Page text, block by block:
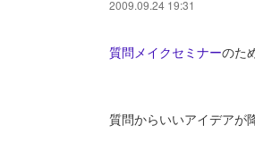
2009.09.24 19:31
質問メイクセミナーのた
質問からいいアイデアが